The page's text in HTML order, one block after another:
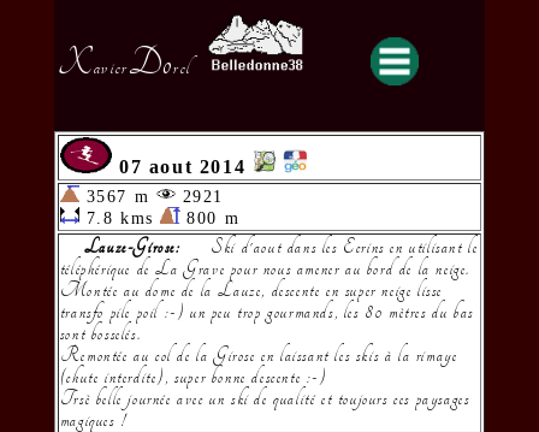
XavierDorel
07 aout 2014
3567 m
2921
7.8 kms
800 m
Lauze-Girose:
Ski d'aout dans les Ecrins en utilisant le
téléphérique de La Grave pour nous amener au bord de la neige.
Montée au dome de la Lauze, descente en super neige lisse
transfo pile poil :-) un peu trop gourmands, les 80 mètres du bas
sont bosselés.
Remontée au col de la Girose en laissant les skis à la rimaye
(chute interdite), super bonne descente :-)
Trsè belle journée avec un ski de qualité et toujours ces paysages
magiques !